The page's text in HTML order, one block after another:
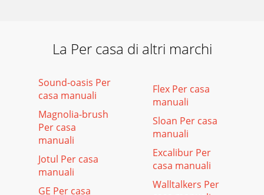
La Per casa di altri marchi
Sound-oasis Per
casa manuali
Magnolia-brush
Per casa
manuali
Jotul Per casa
manuali
GE Per casa
Flex Per casa
manuali
Sloan Per casa
manuali
Excalibur Per
casa manuali
Walltalkers Per